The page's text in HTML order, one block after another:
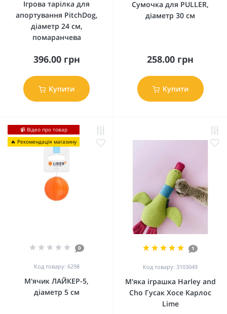
Ігрова тарілка для
апортування PitchDog,
діаметр 24 см,
помаранчева
396.00 грн
Купити
Сумочка для PULLER,
діаметр 30 см
258.00 грн
Купити
📹 Відео про товар
🔥 Рекомендація магазину
0
Код товару: 6298
М'ячик ЛАЙКЕР-5,
діаметр 5 см
1
Код товару: 3103049
М'яка іграшка Harley and
Cho Гусак Хосе Карлос
Lime